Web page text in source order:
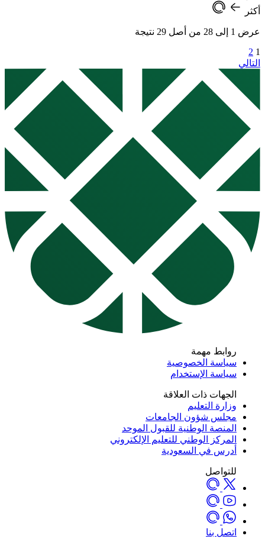
أكثر
عرض 1 إلى 28 من أصل 29 نتيجة
1
2
التالي
روابط مهمة
سياسة الخصوصية
سياسة الإستخدام
الجهات ذات العلاقة
وزارة التعليم
مجلس شؤون الجامعات
المنصة الوطنية للقبول الموحد
المركز الوطني للتعليم الإلكتروني
أدرس في السعودية
للتواصل
اتصل بنا